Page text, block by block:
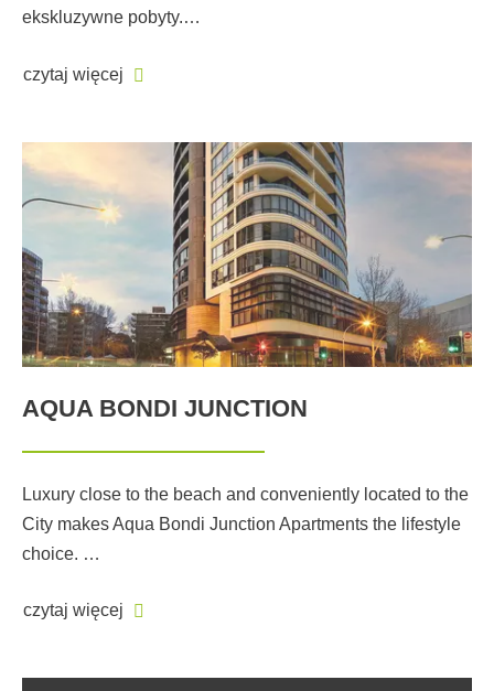
ekskluzywne pobyty.…
czytaj więcej
AQUA BONDI JUNCTION
Luxury close to the beach and conveniently located to the
City makes Aqua Bondi Junction Apartments the lifestyle
choice. …
czytaj więcej